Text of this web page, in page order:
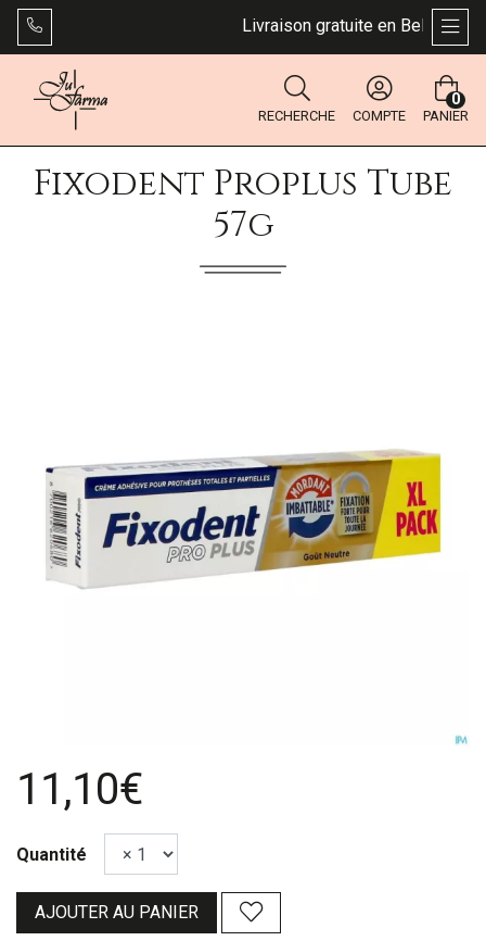
Livraison gratuite en Belgique
RECHERCHE COMPTE PANIER
0
Fixodent Proplus Tube
57g
11,10€
Quantité
AJOUTER AU PANIER